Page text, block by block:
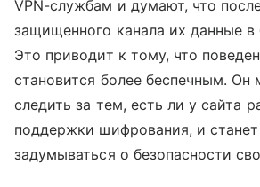
VPN-службам и думают, что
защищенного канала их данные в
Это приводит к тому, что
становится более беспечным. Он
следить за тем, есть ли у сайта
поддержки шифрования, и
задумываться о безопасности